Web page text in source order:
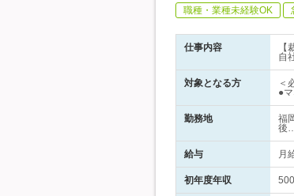
職種・業種未経験OK
仕事内容
自
対象となる方
＜
●
勤務地
福
後
給与 月
初年度年収